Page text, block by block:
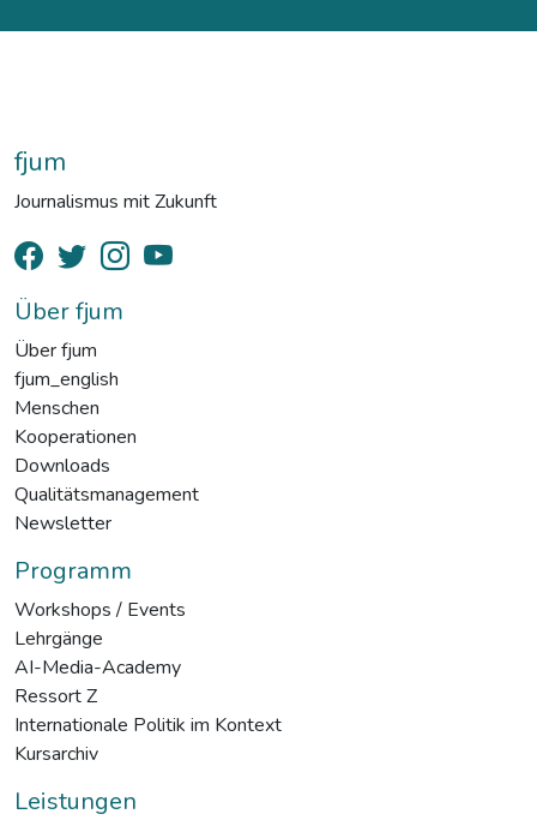
fjum
Journalismus mit Zukunft
Über fjum
Über fjum
fjum_english
Menschen
Kooperationen
Downloads
Qualitätsmanagement
Newsletter
Programm
Workshops / Events
Lehrgänge
AI-Media-Academy
Ressort Z
Internationale Politik im Kontext
Kursarchiv
Leistungen